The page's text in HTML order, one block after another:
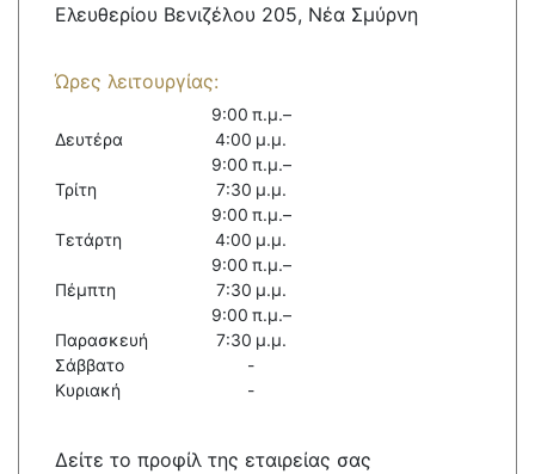
Ελευθερίου Βενιζέλου 205, Νέα Σμύρνη
Ώρες λειτουργίας:
Δευτέρα
9:00 π.μ.–
4:00 μ.μ.
Τρίτη
9:00 π.μ.–
7:30 μ.μ.
Τετάρτη
9:00 π.μ.–
4:00 μ.μ.
Πέμπτη
9:00 π.μ.–
7:30 μ.μ.
Παρασκευή
9:00 π.μ.–
7:30 μ.μ.
Σάββατο
-
Κυριακή
-
Δείτε το προφίλ της εταιρείας σας